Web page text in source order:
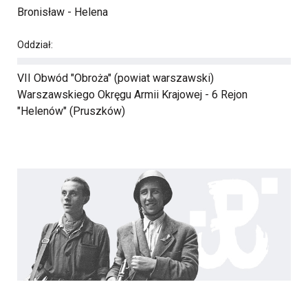
Bronisław - Helena
Oddział:
VII Obwód "Obroża" (powiat warszawski)
Warszawskiego Okręgu Armii Krajowej - 6 Rejon
"Helenów" (Pruszków)